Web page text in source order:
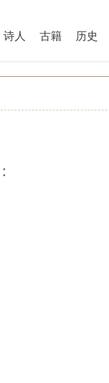
诗人 古籍 历史
：